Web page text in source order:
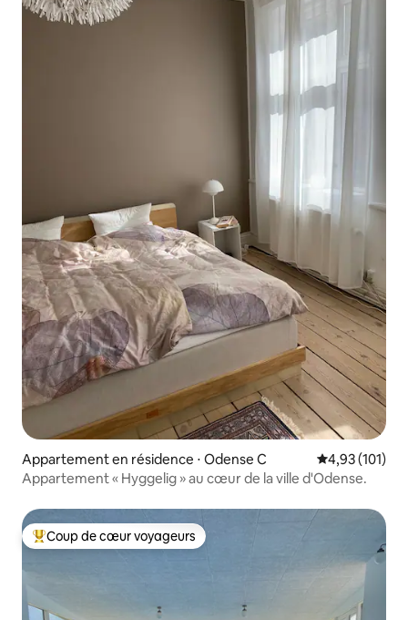
Appartement en résidence ⋅ Odense C Évaluation
4,93 (101)
Appartement « Hyggelig » au cœur de la ville d'Odense.
Coups de cœur voyageurs les plus appréciés
Coup de cœur voyageurs